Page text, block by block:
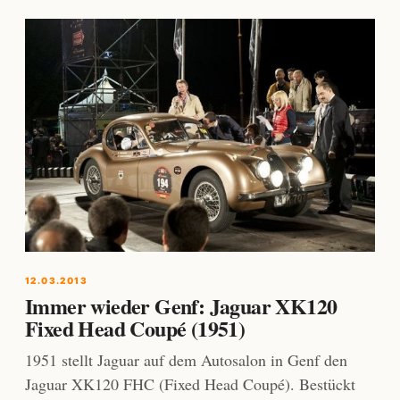
12.03.2013
Immer wieder Genf: Jaguar XK120
Fixed Head Coupé (1951)
1951 stellt Jaguar auf dem Autosalon in Genf den
Jaguar XK120 FHC (Fixed Head Coupé). Bestückt